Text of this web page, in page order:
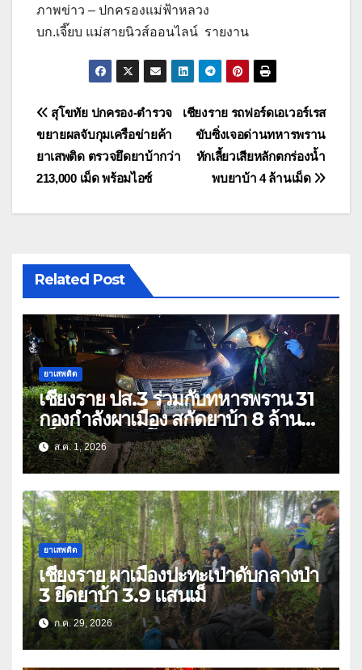
ภาพข่าว – ปกครองแม่ฟ้าหลวง
บก.เจี๊ยบ แม่สายนิวส์ออนไลน์ รายงาน
แนะแนว
เรื่อง
เชียงราย รถฟอร์ดเอเวอร์เรส
ขับซิ่งเจอด่านทหารพราน
หักเลี้ยวเสียหลักตกร่องน้ำ
พบยาบ้า 4 ล้านเม็ด
สุโขทัย ปกครอง-ตำรวจ
ขยายผลจับกุมเครือข่ายค้า
ยาเสพติด ตรวจยึดยาบ้ากว่า
213,000 เม็ด พร้อมไอซ์
Related Post
ยาเสพติด
เชียงราย ปส.3 ร่วมกับทหารพราน 31
กองกำลังผาเมือง สกัดยาบ้า 8 ล้าน
เม็ด เครือข่าย โล่ง แซ่ลี
ส.ค. 1, 2026
ยาเสพติด
เชียงราย ผาเมืองปะทะเป่าดับกลางป่า
3 ยึดยาบ้า 3.9 แสนเม็
ก.ค. 29, 2026